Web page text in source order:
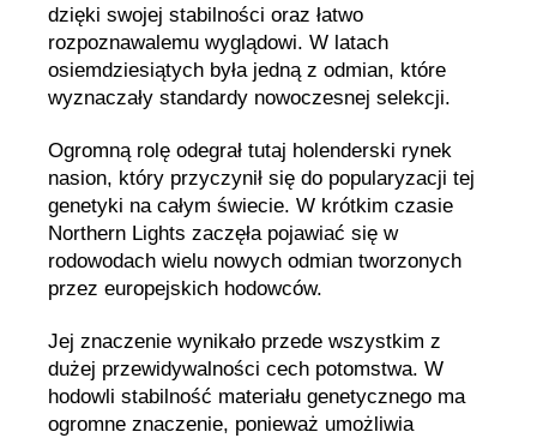
dzięki swojej stabilności oraz łatwo
rozpoznawalemu wyglądowi. W latach
osiemdziesiątych była jedną z odmian, które
wyznaczały standardy nowoczesnej selekcji.
Ogromną rolę odegrał tutaj holenderski rynek
nasion, który przyczynił się do popularyzacji tej
genetyki na całym świecie. W krótkim czasie
Northern Lights zaczęła pojawiać się w
rodowodach wielu nowych odmian tworzonych
przez europejskich hodowców.
Jej znaczenie wynikało przede wszystkim z
dużej przewidywalności cech potomstwa. W
hodowli stabilność materiału genetycznego ma
ogromne znaczenie, ponieważ umożliwia